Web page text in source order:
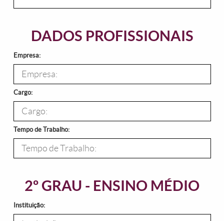
DADOS PROFISSIONAIS
Empresa:
Cargo:
Tempo de Trabalho:
2º GRAU - ENSINO MÉDIO
Instituição: